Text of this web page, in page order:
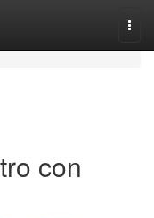
con